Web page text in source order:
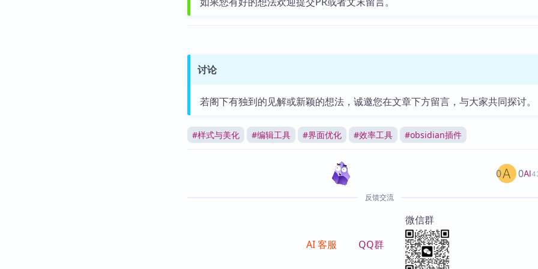
讨论
若阁下有独到的见解或新颖的想法，诚邀您在文章下方留言，与大家共同探讨。
#样式与美化 #编辑工具 #界面优化 #效率工具 #obsidian插件
AI
0 0
反馈交流
AI 客服 QQ群
微信群